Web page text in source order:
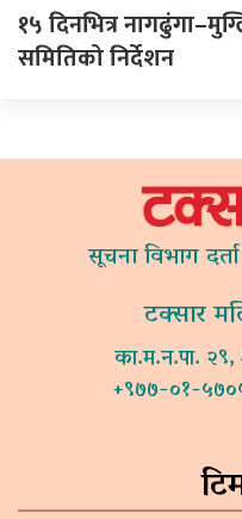
१५ दिनभित्र
समितिको निर्देशन
सूचना विभाग
टक्सार
का.म.न.पा. २९,
+९७७-०१-